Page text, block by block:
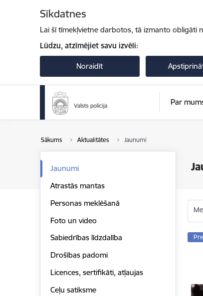
Sīkdatnes
Lai šī tīmekļvietne darbotos, tā izmanto obligāti
Lūdzu, atzīmējiet savu izvēli:
Noraidīt
Par
Sākums Aktualitātes Jaunumi
Jaunumi
Atrastās mantas
Personas meklēšanā
Foto un video
Sabiedrības līdzdalība
Drošības padomi
Licences, sertifikāti, atļaujas
Ceļu satiksme